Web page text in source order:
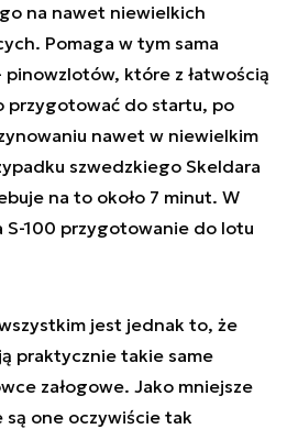
na nawet niewielkich
Pomaga w tym sama
które z łatwością
przygotować do startu, po
nawet w niewielkim
szwedzkiego Skeldara
na to około 7 minut. W
S-100 przygotowanie do lotu
jest jednak to, że
praktycznie takie same
załogowe. Jako mniejsze
one oczywiście tak